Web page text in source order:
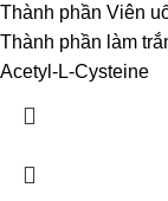
Thành phần Viên
Thành phần làm
Acetyl-L-Cysteine